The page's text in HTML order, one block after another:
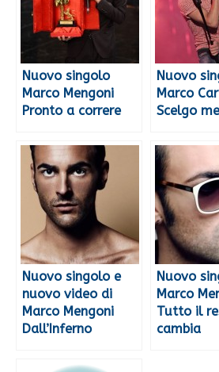
Nuovo singolo
Marco Mengoni
Pronto a correre
Nuovo
Marco
Scelgo me
Nuovo singolo e
nuovo video di
Marco Mengoni
Dall’Inferno
Nuovo
Marco
Tutto il
cambia